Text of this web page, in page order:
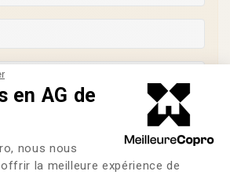
en AG de
Gestion du
nous nous
la meilleure expérience de
changer de syndic ?